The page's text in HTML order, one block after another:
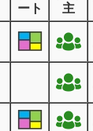
ート
主